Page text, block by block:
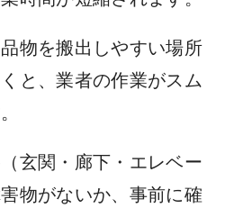
物を搬出しやすい場所
と、業者の作業がスム
玄関・廊下・エレベー
物がないか、事前に確